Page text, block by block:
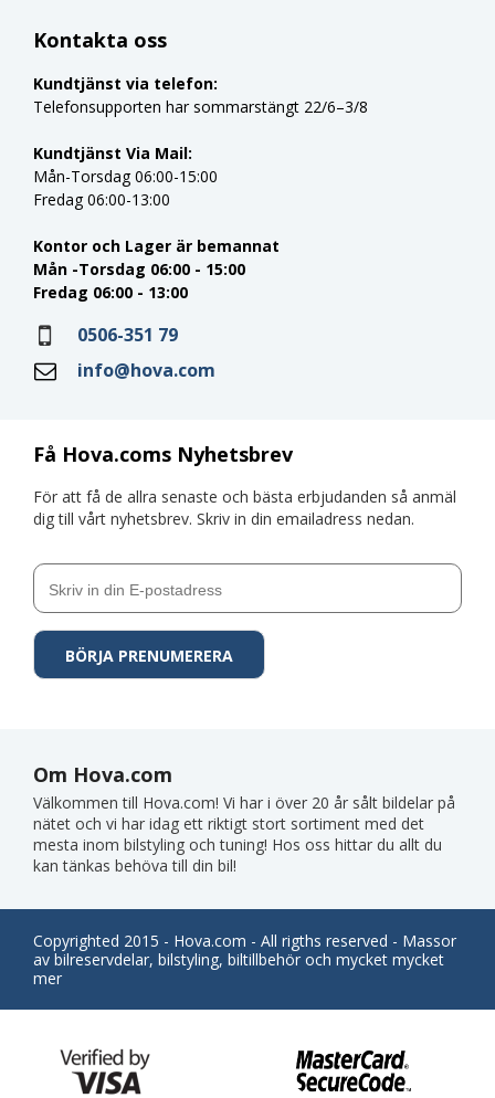
Få Hova.coms Nyhetsbrev
För att få de allra senaste och bästa erbjudanden så anmäl
dig till vårt nyhetsbrev. Skriv in din emailadress nedan.
Kontakta oss
Kundtjänst via telefon:
Telefonsupporten har sommarstängt 22/6–3/8
Kundtjänst Via Mail:
Mån-Torsdag 06:00-15:00
Fredag 06:00-13:00
Kontor och Lager är bemannat
Mån -Torsdag 06:00 - 15:00
Fredag 06:00 - 13:00
0506-351 79
info@hova.com
Om Hova.com
Välkommen till Hova.com! Vi har i över 20 år sålt bildelar på
nätet och vi har idag ett riktigt stort sortiment med det
mesta inom bilstyling och tuning! Hos oss hittar du allt du
kan tänkas behöva till din bil!
Copyrighted 2015 - Hova.com - All rigths reserved - Massor
av bilreservdelar, bilstyling, biltillbehör och mycket mycket
mer